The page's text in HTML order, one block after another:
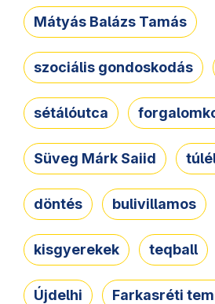
Mátyás Balázs Tamás
szociális gondoskodás
sétálóutca
Süveg Márk Saiid
döntés bulivillamos
kisgyerekek teqball
Újdelhi Farkasréti